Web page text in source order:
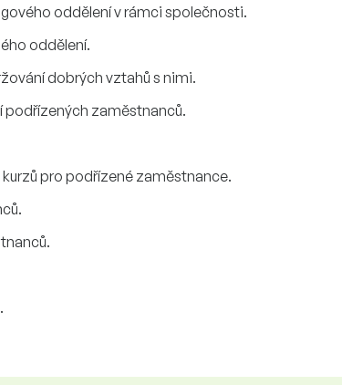
oddělení v rámci společnosti.
oddělení.
dobrých vztahů s nimi.
podřízených zaměstnanců.
pro podřízené zaměstnance.